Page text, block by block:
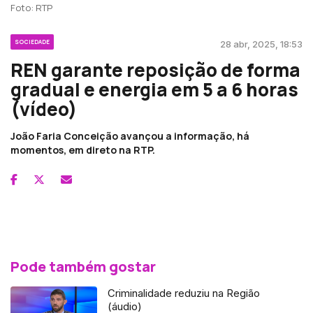
Foto: RTP
SOCIEDADE 28 abr, 2025, 18:53
REN garante reposição de forma
gradual e energia em 5 a 6 horas
(vídeo)
João Faria Conceição avançou a informação, há
momentos, em direto na RTP.
Pode também gostar
Criminalidade reduziu na Região
(áudio)